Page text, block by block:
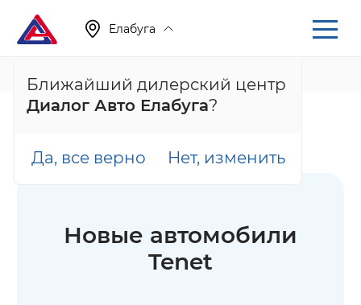
Елабуга
Ближайший дилерский центр
Диалог Авто Елабуга?
Да, все верно Нет, изменить
+7 (855) 222-05-71
Новые автомобили
Tenet